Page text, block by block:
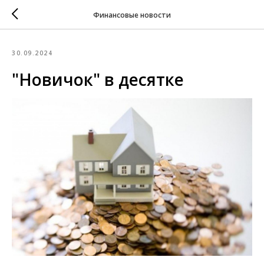
Финансовые новости
30.09.2024
"Новичок" в десятке